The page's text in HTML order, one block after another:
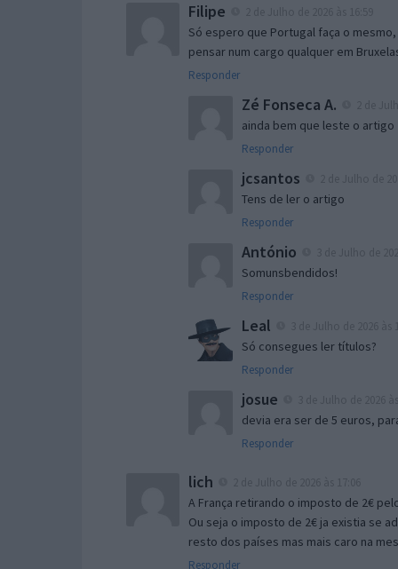
Filipe
Só espero que Portugal faça o
pensar num cargo qualquer em
Responder
Zé Fonseca A.
ainda bem que leste o artigo
Responder
jcsantos
Tens de ler o artigo
Responder
António
Somunsbendidos!
Responder
Leal
Só consegues ler títulos?
Responder
josue
devia era ser de 5 euros,
Responder
lich
A França retirando o imposto de 2€
Ou seja o imposto de 2€ ja existia se
resto dos países mas mais caro na
Responder